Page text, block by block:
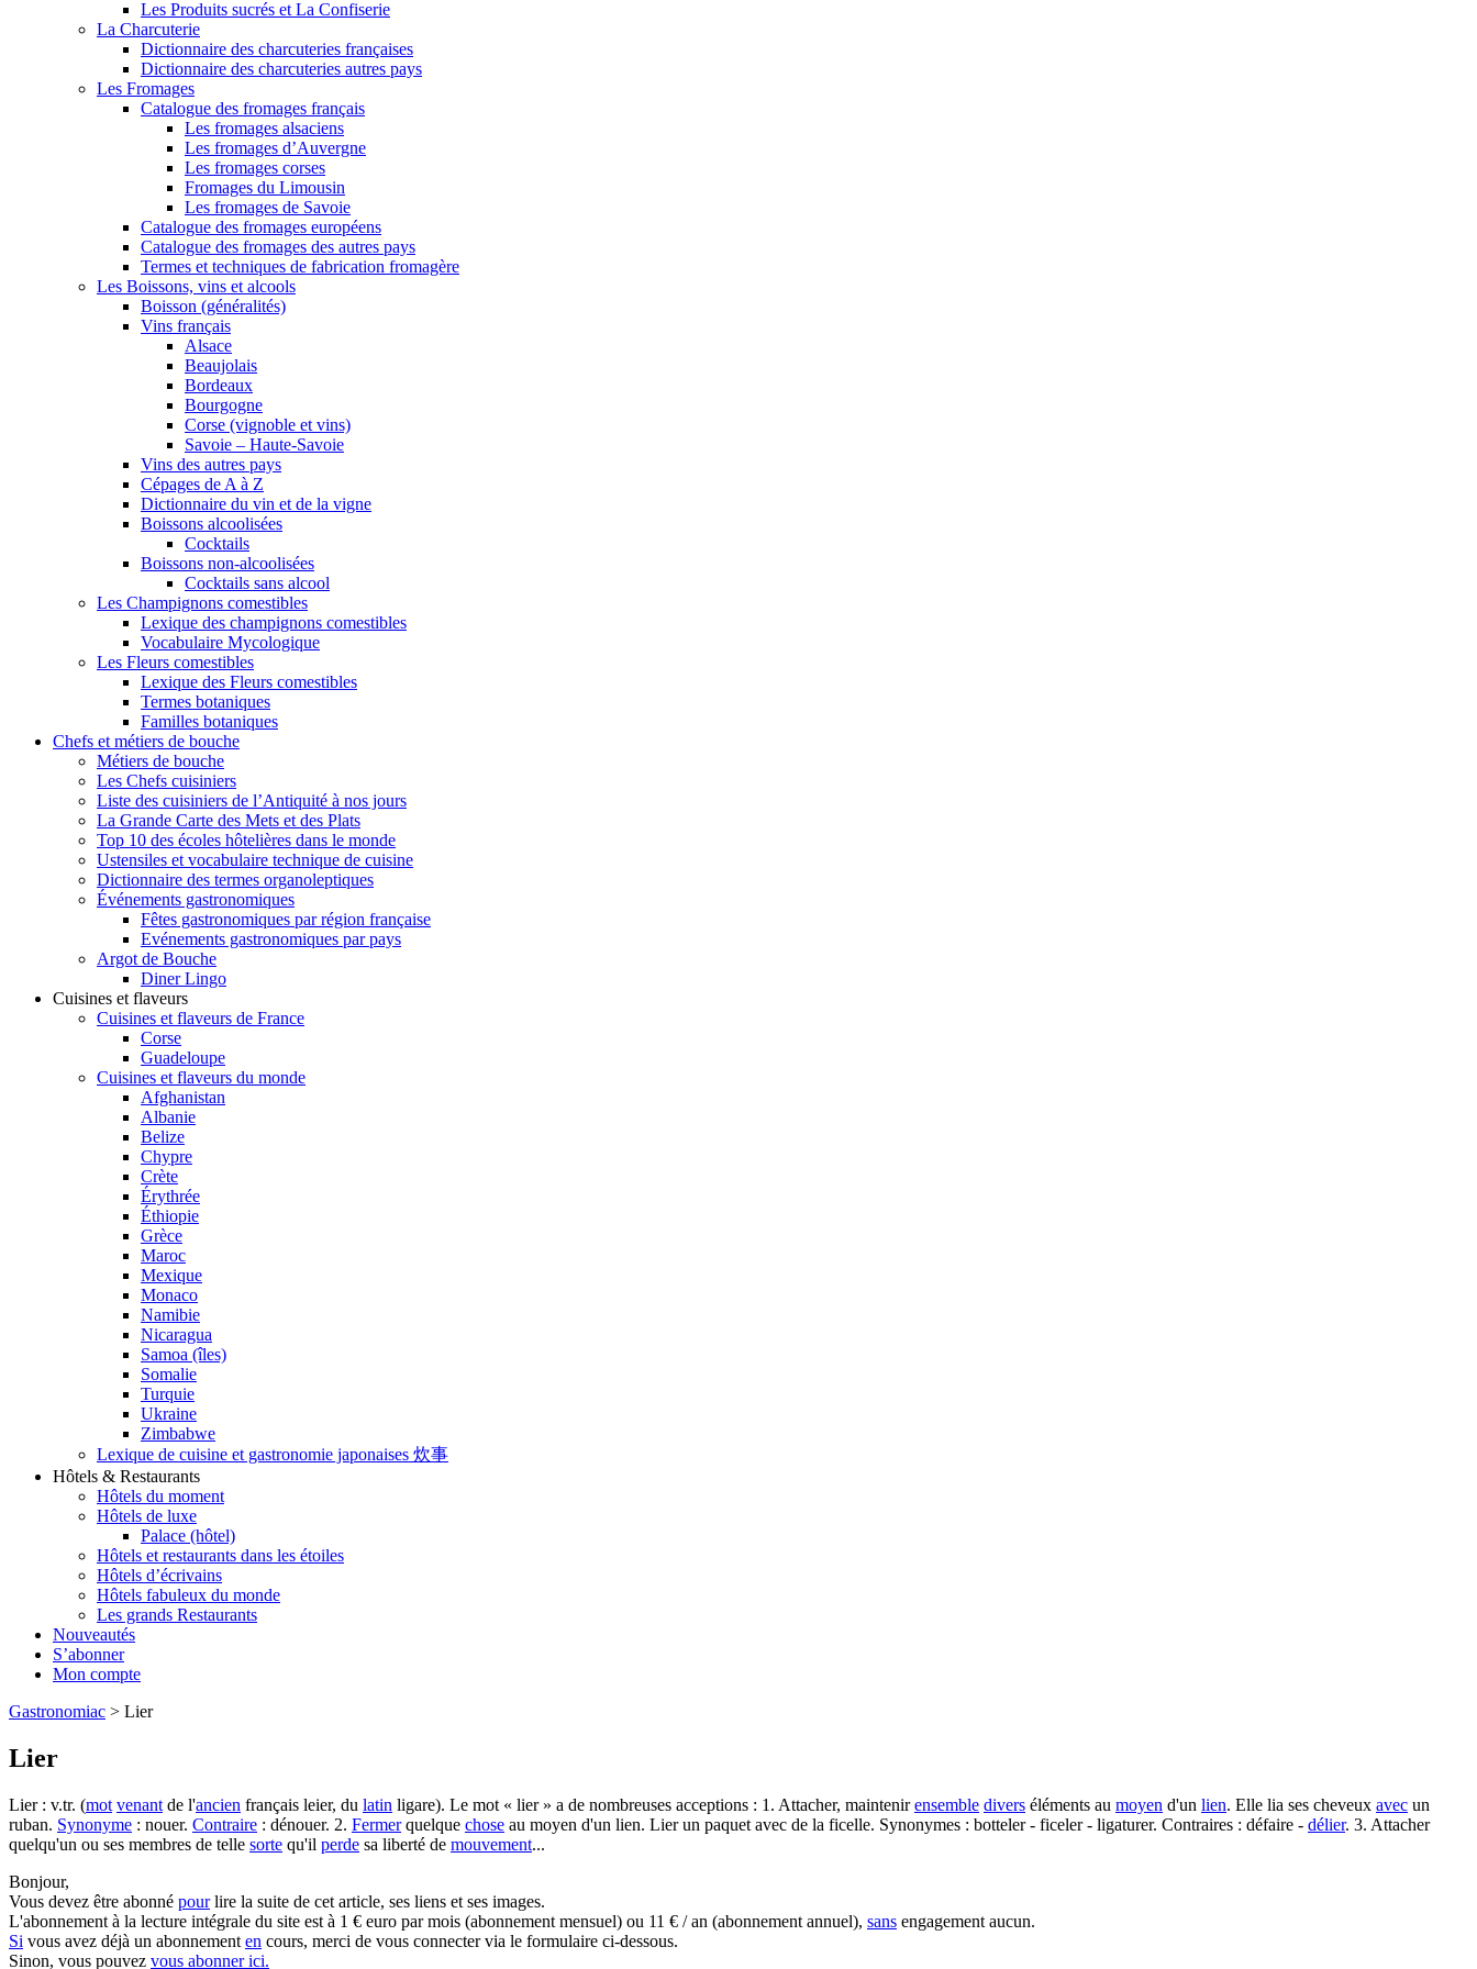
Les Produits sucrés et La Confiserie
La Charcuterie
Dictionnaire des charcuteries françaises
Dictionnaire des charcuteries autres pays
Les Fromages
Catalogue des fromages français
Les fromages alsaciens
Les fromages d’Auvergne
Les fromages corses
Fromages du Limousin
Les fromages de Savoie
Catalogue des fromages européens
Catalogue des fromages des autres pays
Termes et techniques de fabrication fromagère
Les Boissons, vins et alcools
Boisson (généralités)
Vins français
Alsace
Beaujolais
Bordeaux
Bourgogne
Corse (vignoble et vins)
Savoie – Haute-Savoie
Vins des autres pays
Cépages de A à Z
Dictionnaire du vin et de la vigne
Boissons alcoolisées
Cocktails
Boissons non-alcoolisées
Cocktails sans alcool
Les Champignons comestibles
Lexique des champignons comestibles
Vocabulaire Mycologique
Les Fleurs comestibles
Lexique des Fleurs comestibles
Termes botaniques
Familles botaniques
Chefs et métiers de bouche
Métiers de bouche
Les Chefs cuisiniers
Liste des cuisiniers de l’Antiquité à nos jours
La Grande Carte des Mets et des Plats
Top 10 des écoles hôtelières dans le monde
Ustensiles et vocabulaire technique de cuisine
Dictionnaire des termes organoleptiques
Événements gastronomiques
Fêtes gastronomiques par région française
Evénements gastronomiques par pays
Argot de Bouche
Diner Lingo
Cuisines et flaveurs
Cuisines et flaveurs de France
Corse
Guadeloupe
Cuisines et flaveurs du monde
Afghanistan
Albanie
Belize
Chypre
Crète
Érythrée
Éthiopie
Grèce
Maroc
Mexique
Monaco
Namibie
Nicaragua
Samoa (îles)
Somalie
Turquie
Ukraine
Zimbabwe
Lexique de cuisine et gastronomie japonaises 炊事
Hôtels & Restaurants
Hôtels du moment
Hôtels de luxe
Palace (hôtel)
Hôtels et restaurants dans les étoiles
Hôtels d’écrivains
Hôtels fabuleux du monde
Les grands Restaurants
Nouveautés
S’abonner
Mon compte
Gastronomiac > Lier
Lier
Lier : v.tr. (mot venant de l'ancien français leier, du latin ligare). Le mot « lier » a de nombreuses acceptions : 1. Attacher, maintenirensemble divers éléments au moyen d'un lien. Elle lia ses cheveux avec un
ruban. Synonyme : nouer. Contraire : dénouer. 2. Fermerquelque chose au moyen d'un lien. Lier un paquet avec de la ficelle. Synonymes : botteler - ficeler - ligaturer. Contraires : défaire - délier. 3. Attacher
quelqu'un ou ses membres de telle sorte qu'il perde sa liberté de mouvement...
Bonjour,
Vous devez être abonné pourlire la suite de cet article, ses liens et ses images.
L'abonnement à la lecture intégrale du site est à 1 € euro par mois (abonnement mensuel) ou 11 € / an (abonnement annuel), sans engagement aucun.
Si vous avez déjà un abonnement en cours, merci de vous connecter via le formulaire ci-dessous.
Sinon, vous pouvez vous abonner ici.